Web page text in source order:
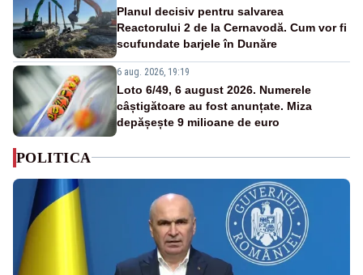
Planul decisiv pentru salvarea
Reactorului 2 de la Cernavodă. Cum vor fi
scufundate barjele în Dunăre
6 aug. 2026, 19:19
Loto 6/49, 6 august 2026. Numerele
câștigătoare au fost anunțate. Miza
depășește 9 milioane de euro
POLITICA